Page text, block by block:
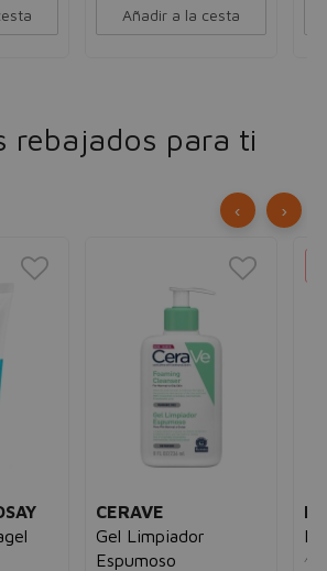
Añadir a la cesta
rebajados para ti
CERAVE
Gel Limpiador
Espumoso
‹ ›